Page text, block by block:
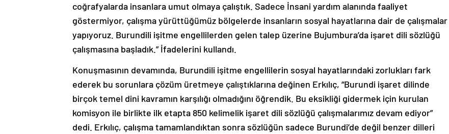
coğrafyalarda insanlara umut olmaya çalıştık. Sadece İnsani yardım alanında faaliyet
göstermiyor, çalışma yürüttüğümüz bölgelerde insanların sosyal hayatlarına dair de çalışmalar
yapıyoruz. Burundili işitme engellilerden gelen talep üzerine Bujumbura’da işaret dili sözlüğü
çalışmasına başladık.” İfadelerini kullandı.
Konuşmasının devamında, Burundili işitme engellilerin sosyal hayatlarındaki zorlukları fark
ederek bu sorunlara çözüm üretmeye çalıştıklarına değinen Erkılıç, “Burundi işaret dilinde
birçok temel dini kavramın karşılığı olmadığını öğrendik. Bu eksikliği gidermek için kurulan
komisyon ile birlikte ilk etapta 850 kelimelik işaret dili sözlüğü çalışmalarımız devam ediyor”
dedi. Erkılıç, çalışma tamamlandıktan sonra sözlüğün sadece Burundi’de değil benzer dilleri